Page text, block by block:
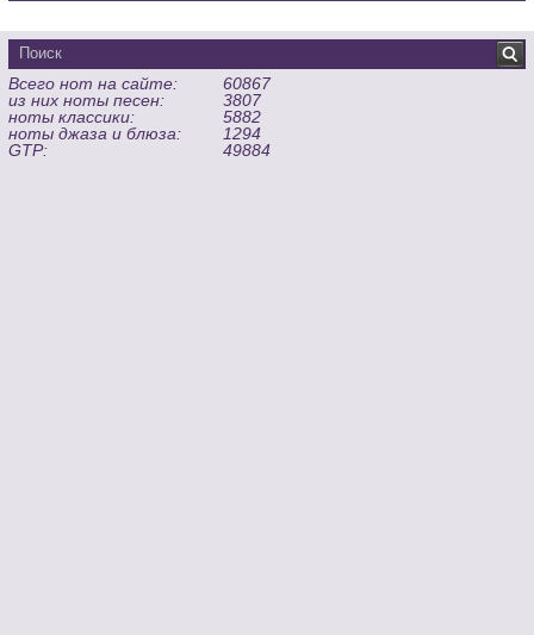
Всего нот на сайте:
60867
из них ноты песен:
3807
ноты классики:
5882
ноты джаза и блюза:
1294
GTP:
49884